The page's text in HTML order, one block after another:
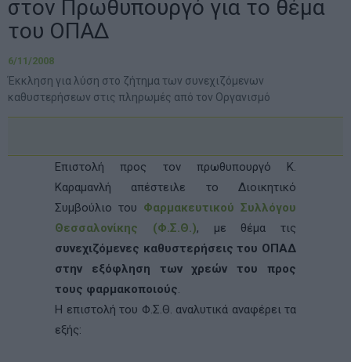
στον Πρωθυπουργό για το θέμα
του ΟΠΑΔ
6/11/2008
Έκκληση για λύση στο ζήτημα των συνεχιζόμενων
καθυστερήσεων στις πληρωμές από τον Οργανισμό
Επιστολή προς τον πρωθυπουργό Κ.
Καραμανλή απέστειλε το Διοικητικό
Συμβούλιο του Φαρμακευτικού Συλλόγου
Θεσσαλονίκης (Φ.Σ.Θ.), με θέμα τις
συνεχιζόμενες καθυστερήσεις του ΟΠΑΔ
στην εξόφληση των χρεών του προς
τους φαρμακοποιούς.
Η επιστολή του Φ.Σ.Θ. αναλυτικά αναφέρει τα
εξής: